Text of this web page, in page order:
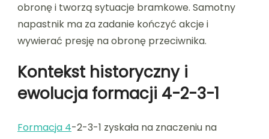
obronę i tworzą sytuacje bramkowe. Samotny
napastnik ma za zadanie kończyć akcje i
wywierać presję na obronę przeciwnika.
Kontekst historyczny i
ewolucja formacji 4-2-3-1
Formacja 4-2-3-1 zyskała na znaczeniu na